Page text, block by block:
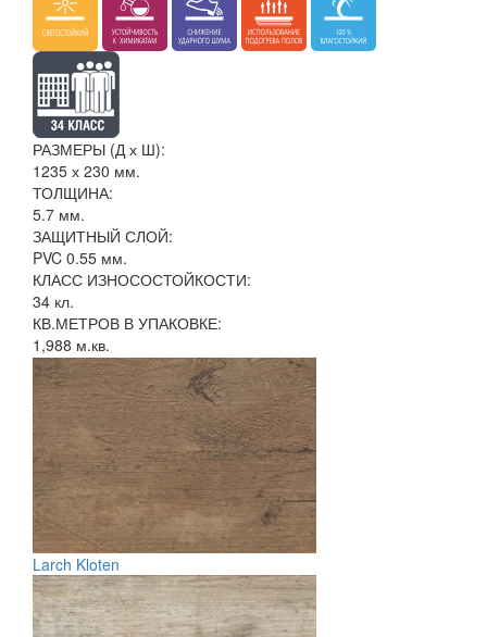
РАЗМЕРЫ (Д х Ш):
1235 х 230 мм.
ТОЛЩИНА:
5.7 мм.
ЗАЩИТНЫЙ СЛОЙ:
PVC 0.55 мм.
КЛАСС ИЗНОСОСТОЙКОСТИ:
34 кл.
КВ.МЕТРОВ В УПАКОВКЕ:
1,988 м.кв.
Larch Kloten